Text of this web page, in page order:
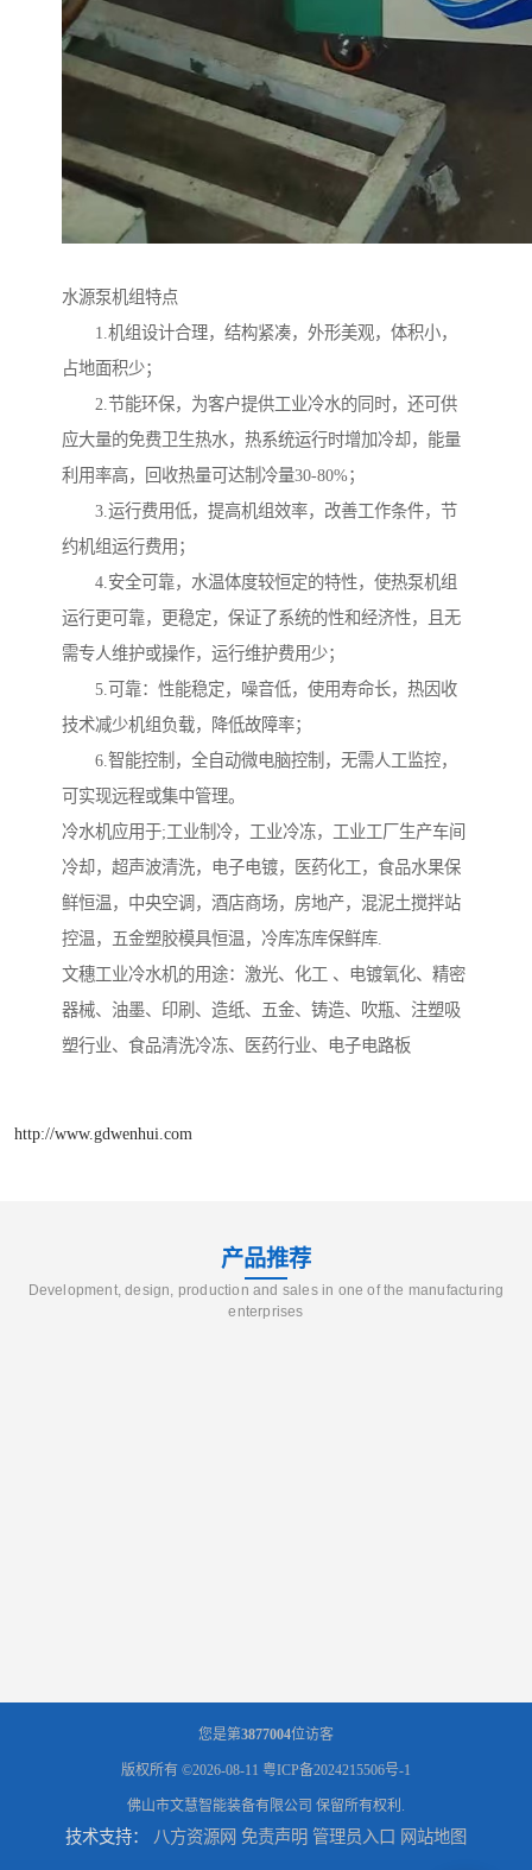
水源泵机组特点
1.机组设计合理，结构紧凑，外形美观，体积小，
占地面积少；
2.节能环保，为客户提供工业冷水的同时，还可供
应大量的免费卫生热水，热系统运行时增加冷却，能量
利用率高，回收热量可达制冷量30-80%；
3.运行费用低，提高机组效率，改善工作条件，节
约机组运行费用；
4.安全可靠，水温体度较恒定的特性，使热泵机组
运行更可靠，更稳定，保证了系统的性和经济性，且无
需专人维护或操作，运行维护费用少；
5.可靠：性能稳定，噪音低，使用寿命长，热因收
技术减少机组负载，降低故障率；
6.智能控制，全自动微电脑控制，无需人工监控，
可实现远程或集中管理。
冷水机应用于;工业制冷，工业冷冻，工业工厂生产车间
冷却，超声波清洗，电子电镀，医药化工，食品水果保
鲜恒温，中央空调，酒店商场，房地产，混泥土搅拌站
控温，五金塑胶模具恒温，冷库冻库保鲜库.
文穗工业冷水机的用途：激光、化工 、电镀氧化、精密
器械、油墨、印刷、造纸、五金、铸造、吹瓶、注塑吸
塑行业、食品清洗冷冻、医药行业、电子电路板
http://www.gdwenhui.com
产品推荐
Development, design, production and sales in one of the manufacturing
enterprises
您是第3877004位访客
版权所有 ©2026-08-11 粤ICP备2024215506号-1
佛山市文慧智能装备有限公司 保留所有权利.
技术支持： 八方资源网 免责声明 管理员入口 网站地图